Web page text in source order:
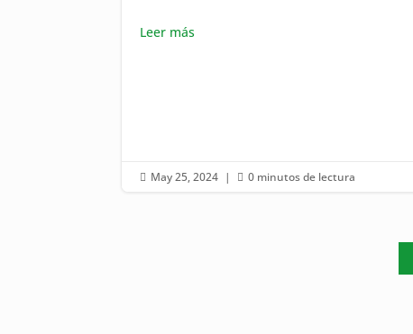
Leer más
 May 25, 2024 |  0 minutos de lectura